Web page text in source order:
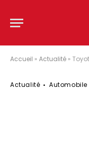
Accueil » Actualité » Toyota se
Actualité Automobile